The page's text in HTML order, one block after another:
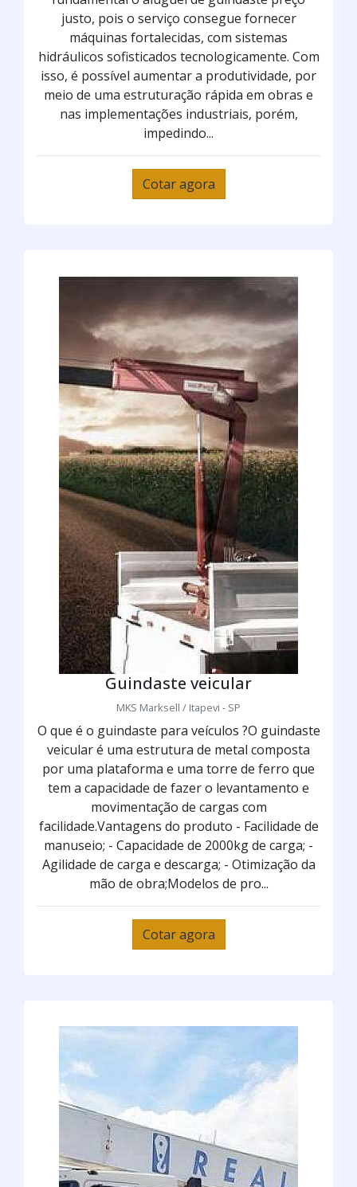
justo, pois o serviço consegue fornecer
máquinas fortalecidas, com sistemas
hidráulicos sofisticados tecnologicamente. Com
isso, é possível aumentar a produtividade, por
meio de uma estruturação rápida em obras e
nas implementações industriais, porém,
impedindo...
Cotar agora
Guindaste veicular
MKS Marksell / Itapevi - SP
O que é o guindaste para veículos ?O guindaste
veicular é uma estrutura de metal composta
por uma plataforma e uma torre de ferro que
tem a capacidade de fazer o levantamento e
movimentação de cargas com
facilidade.Vantagens do produto - Facilidade de
manuseio; - Capacidade de 2000kg de carga; -
Agilidade de carga e descarga; - Otimização da
mão de obra;Modelos de pro...
Cotar agora